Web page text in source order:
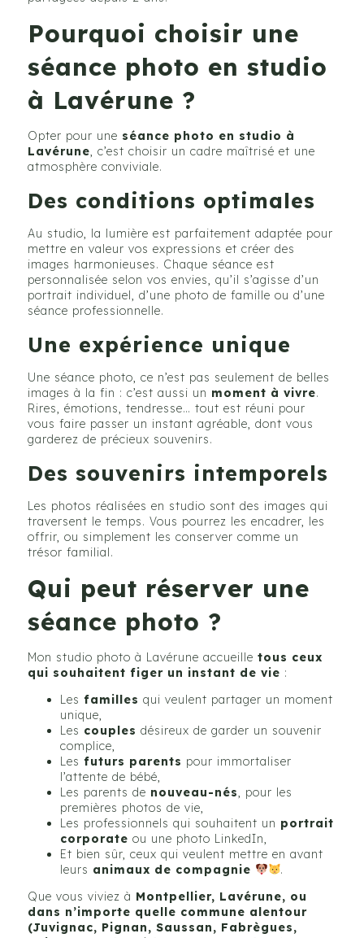
Pourquoi choisir une
séance photo en studio
à Lavérune ?
Opter pour une séance photo en studio à
Lavérune , c’est choisir un cadre maîtrisé et une
atmosphère conviviale.
Des conditions optimales
Au studio, la lumière est parfaitement adaptée pour
mettre en valeur vos expressions et créer des
images harmonieuses. Chaque séance est
personnalisée selon vos envies, qu’il s’agisse d’un
portrait individuel, d’une photo de famille ou d’une
séance professionnelle.
Une expérience unique
Une séance photo, ce n’est pas seulement de belles
images à la fin : c’est aussi un moment à vivre.
Rires, émotions, tendresse… tout est réuni pour
vous faire passer un instant agréable, dont vous
garderez de précieux souvenirs.
Des souvenirs intemporels
Les photos réalisées en studio sont des images qui
traversent le temps. Vous pourrez les encadrer, les
offrir, ou simplement les conserver comme un
trésor familial.
Qui peut réserver une
séance photo ?
Mon studio photo à Lavérune accueille tous ceux
qui souhaitent figer un instant de vie :
Les familles qui veulent partager un moment
unique,
Les couples désireux de garder un souvenir
complice,
Les futurs parents pour immortaliser
l’attente de bébé,
Les parents de nouveau-nés , pour les
premières photos de vie,
Les professionnels qui souhaitent un portrait
corporate ou une photo LinkedIn,
Et bien sûr, ceux qui veulent mettre en avant
leurs animaux de compagnie
.
Que vous viviez à Montpellier, Lavérune, ou
dans n’importe quelle commune alentour
(Juvignac, Pignan, Saussan, Fabrègues,